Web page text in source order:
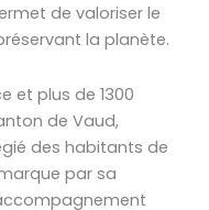
de valoriser le
la planète.
et plus de 1300
de Vaud,
des habitants de
par sa